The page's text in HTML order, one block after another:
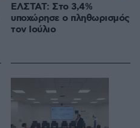
ΕΛΣΤΑΤ: Στο 3,4%
υποχώρησε ο πληθωρισμός
τον Ιούλιο